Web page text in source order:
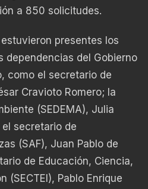
a 850 solicitudes.
presentes los
dependencias del Gobierno
como el secretario de
Cravioto Romero; la
(SEDEMA), Julia
secretario de
(SAF), Juan Pablo de
de Educación, Ciencia,
(SECTEI), Pablo Enrique